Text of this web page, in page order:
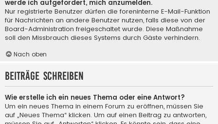
werde ich aufgefordert, mich anzumelden.
Nur registrierte Benutzer dürfen die foreninterne E-Mail-Funktion
für Nachrichten an andere Benutzer nutzen, falls diese von der
Board-Administration freigeschaltet wurde. Diese Maßnahme
soll den Missbrauch dieses Systems durch Gäste verhindern.
Nach oben
Beiträge schreiben
Wie erstelle ich ein neues Thema oder eine Antwort?
Um ein neues Thema in einem Forum zu eröffnen, müssen Sie
auf „Neues Thema“ klicken. Um auf einen Beitrag zu antworten,